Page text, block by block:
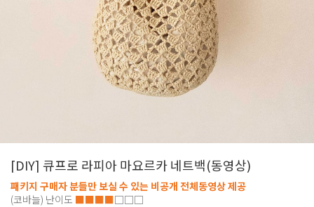
[DIY] 큐프로 라피아 마요르카 네트백(동영상)
패키지 구매자 분들만 보실 수 있는 비공개 전체동영상 제공
(코바늘) 난이도 ■■■■□□□